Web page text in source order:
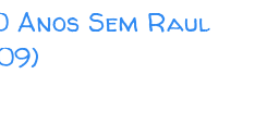
Anos Sem Raul